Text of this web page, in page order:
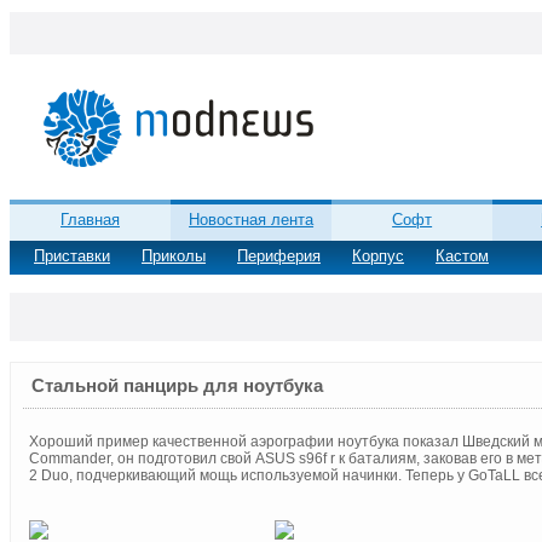
Главная Новостная лента Софт
Приставки
Приколы Периферия Корпус Кастом
Стальной панцирь для ноутбука
Хороший пример качественной аэрографии ноутбука показал
Commander, он подготовил свой ASUS s96f r к баталиям, заковав его в
2 Duo, подчеркивающий мощь используемой начинки. Теперь у GoTaLL